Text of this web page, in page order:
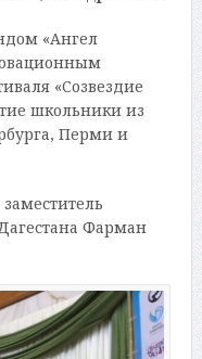
«Ангел
«Созвездие
школьники из
Перми и
Фарман